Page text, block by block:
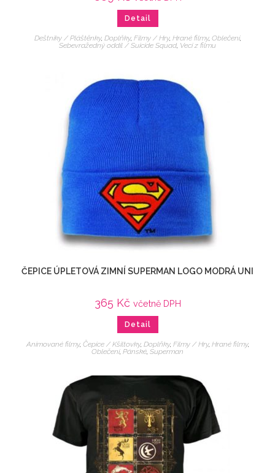
Detail
Deštníky / Pláštěnky, Doplňky, Filmy / Hry, Hrané filmy, Oblečení,
Sebevražedný oddíl / Suicide Squad, Veci z filmu
ČEPICE ÚPLETOVÁ ZIMNÍ SUPERMAN LOGO MODRÁ UNI
365 Kč včetně DPH
Detail
Animované filmy, Čepice / Kšiltovky, Doplňky, Filmy / Hry, Hrané filmy,
Oblečení, Pánské, Superman